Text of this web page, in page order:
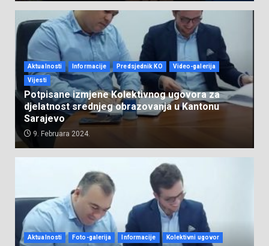
Aktualnosti Informacije Predsjednik KO Video-galerija
Vijesti
Potpisane izmjene Kolektivnog ugovora za
djelatnost srednjeg obrazovanja u Kantonu
Sarajevo
9. Februara 2024.
Aktualnosti Foto-galerija Informacije Kolektivni ugovor